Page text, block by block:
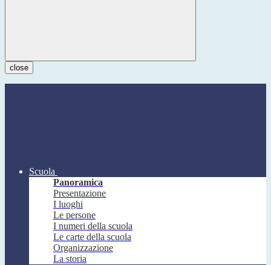
close
Scuola
Panoramica
Presentazione
I luoghi
Le persone
I numeri della scuola
Le carte della scuola
Organizzazione
La storia